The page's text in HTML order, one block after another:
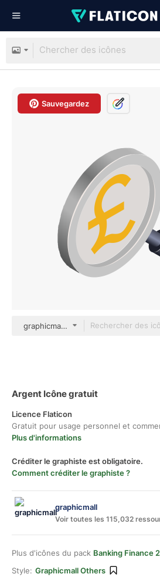
Sauvegardez
graphicmall Others
Argent Icône gratuit
Licence Flaticon
Gratuit pour usage personnel et
Plus d'informations
Créditer le graphiste est obligatoire.
Comment créditer le graphiste ?
graphicmall
Voir toutes les 115,032
Plus d'icônes du pack Banking Finance 2
Style: Graphicmall Others